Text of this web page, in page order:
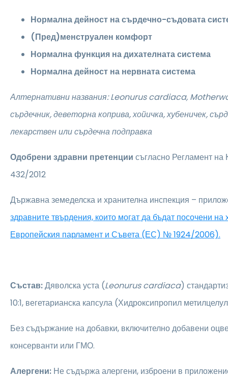
Нормална дейност на сърдечно-съдовата
(Пред)менструален комфорт
Нормална функция на дихателната система
Нормална дейност на нервната система
Алтернативни названия:Leonurus cardiaca,
сърдечник, деветорна коприва, хойичка, хубеничек,
лекарствен или сърдечна подправка
Одобрени здравни претенции съгласно Регламент
432/2012
Държавна земеделска и хранителна инспекция –
здравните твърдения, които могат да бъдат посочени на
Европейския парламент и Съвета (ЕС) № 1924/2006).
Състав:Дяволска уста (Leonurus cardiaca)
10:1, вегетарианска капсула (Хидроксипропил
Без съдържание на добавки, включително добавени
консерванти или ГМО.
Алергени: Не съдържа алергени, изброени в